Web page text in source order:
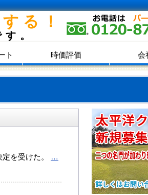
る！
。
ト 時価評価 会
を受けた。
…